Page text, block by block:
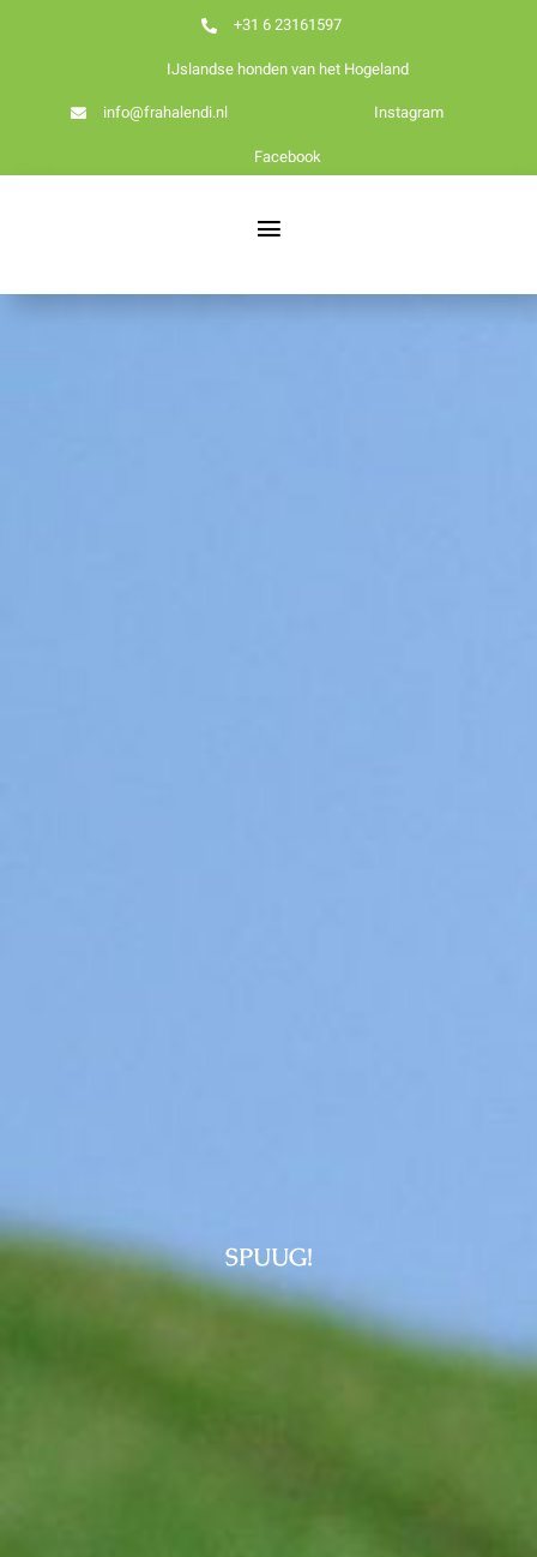
+31 6 23161597
IJslandse honden van het Hogeland
info@frahalendi.nl
Instagram
Facebook
Toggle
SPUUG!